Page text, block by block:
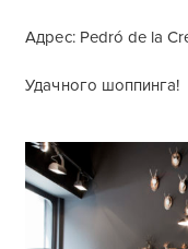
Адрес: Pedró de la
Удачного шоппинга!